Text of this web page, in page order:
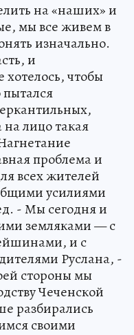
на «наших» и
мы все живем в
изначально.
и
чтобы
лицо такая
проблема и
всех жителей
усилиями
- Мы сегодня и
земляками — с
и с
Руслана, -
стороны мы
Чеченской
разбирались
своими